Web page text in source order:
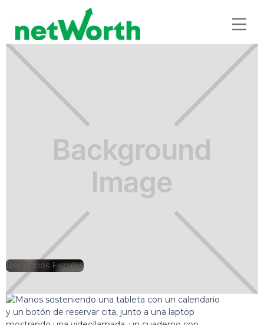
BENEFICIOS FISCALES
Jorge Gutiérrez
Beneficios Fiscales